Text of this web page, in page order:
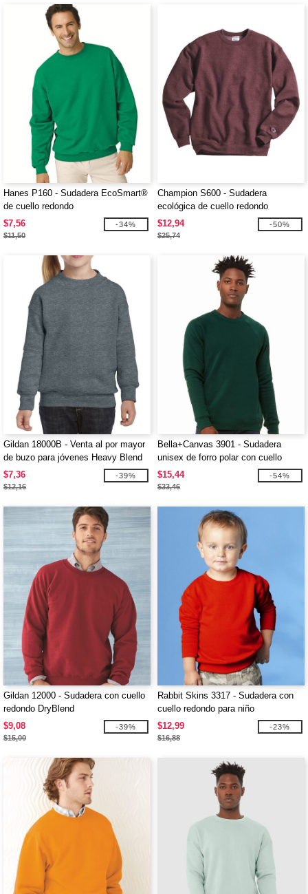
Hanes P160 - Sudadera EcoSmart®
de cuello redondo
$7,56
$11,50
-34%
Champion S600 - Sudadera
ecológica de cuello redondo
$12,94
$25,74
-50%
Gildan 18000B - Venta al por mayor
de buzo para jóvenes Heavy Blend
con cuello redondo
$7,36
$12,16
-39%
Bella+Canvas 3901 - Sudadera
unisex de forro polar con cuello
redondo
$15,44
$33,46
-54%
Gildan 12000 - Sudadera con cuello
redondo DryBlend
$9,08
$15,00
-39%
Rabbit Skins 3317 - Sudadera con
cuello redondo para niño
pequeño/juvenil
$12,99
$16,88
-23%